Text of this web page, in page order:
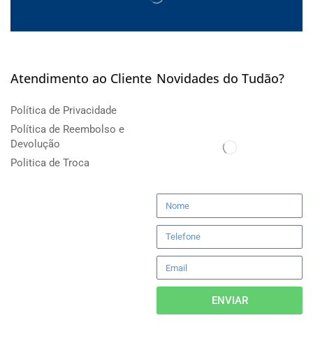
Atendimento ao Cliente
Política de Privacidade
Política de Reembolso e
Devolução
Politica de Troca
Novidades do Tudão?
ENVIAR